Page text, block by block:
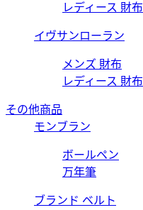
レディース 財布
イヴサンローラン
メンズ 財布
レディース 財布
その他商品
モンブラン
ボールペン
万年筆
ブランド ベルト